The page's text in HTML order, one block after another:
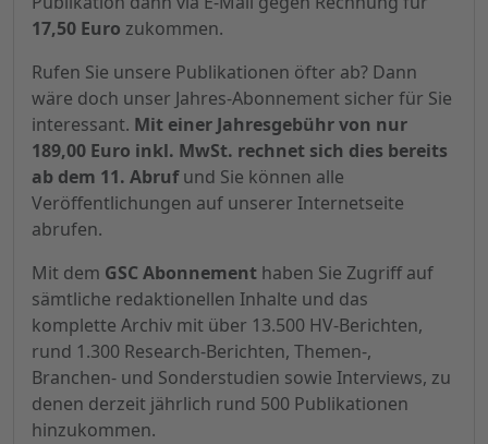
17,50 Euro zukommen.
Rufen Sie unsere Publikationen öfter ab? Dann
wäre doch unser Jahres-Abonnement sicher für Sie
interessant. Mit einer Jahresgebühr von nur
189,00 Euro inkl. MwSt. rechnet sich dies bereits
ab dem 11. Abrufund Sie können alle
Veröffentlichungen auf unserer Internetseite
abrufen.
Mit dem GSC Abonnement haben Sie Zugriff auf
sämtliche redaktionellen Inhalte und das
komplette Archiv mit über 13.500 HV-Berichten,
rund 1.300 Research-Berichten, Themen-,
Branchen- und Sonderstudien sowie Interviews, zu
denen derzeit jährlich rund 500 Publikationen
hinzukommen.